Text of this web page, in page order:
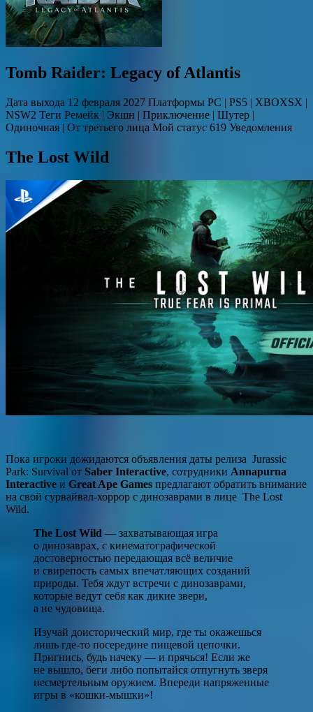
Tomb Raider: Legacy of Atlantis
Дата выхода 12 февраля 2027 Платформы PC | PS5 | XBOXSX |
NSW2 Теги Ремейк | Экшн | Приключение | Шутер |
Одиночная | От третьего лица Мой статус 619 Уведомления
The Lost Wild
Пока игроки дожидаются объявления даты релиза Jurassic
Park: Survival от Saber Interactive, сотрудники Annapurna
Interactive и Great Ape Games предлагают обратить внимание
на свой сурвайвал-хоррор с динозаврами в лице The Lost
Wild.
The Lost Wild — захватывающая игра
о динозаврах, с кинематографической
достоверностью передающая всё величие
и свирепость самых впечатляющих созданий
природы. Тебя ждут встречи с динозаврами,
которые ведут себя как дикие звери,
а не чудовища.
Изучай доисторический мир, где ты окажешься
лишь где-то посередине пищевой цепочки.
Пригнись, будь начеку — и прячься! Если же
не вышло, беги либо попытайся отпугнуть зверя
несмертельным оружием. Впереди напряженные
игры в «кошки-мышки»!